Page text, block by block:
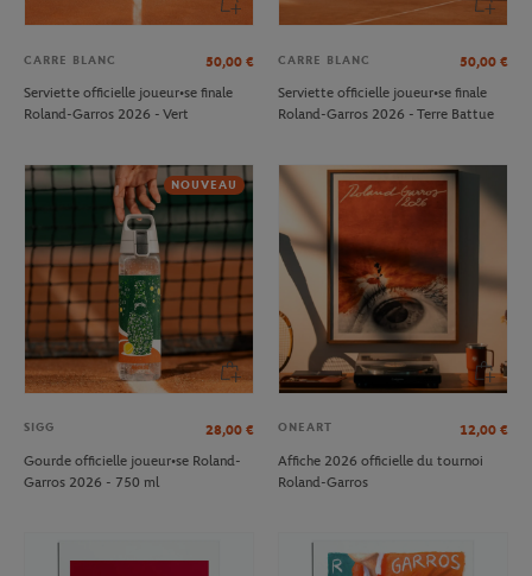
CARRE BLANC 50,00 €
Serviette officielle joueur•se finale
Roland-Garros 2026 - Vert
CARRE BLANC 50,00 €
Serviette officielle joueur•se finale
Roland-Garros 2026 - Terre Battue
NOUVEAU
SIGG 28,00 €
Gourde officielle joueur•se Roland-
Garros 2026 - 750 ml
ONEART 12,00 €
Affiche 2026 officielle du tournoi
Roland-Garros